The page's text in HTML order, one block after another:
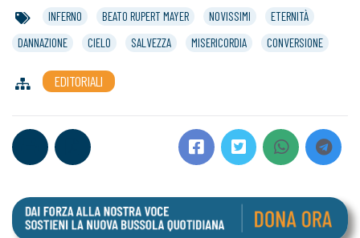
INFERNO BEATO RUPERT MAYER NOVISSIMI
ETERNITÀ
DANNAZIONE
CIELO SALVEZZA MISERICORDIA CONVERSIONE
EDITORIALI